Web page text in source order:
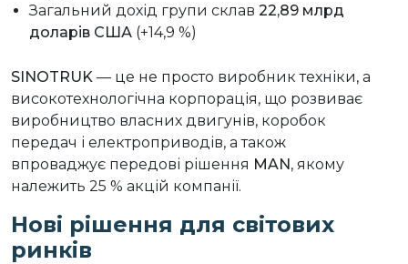
Загальний дохід групи склав 22,89 млрд
доларів США (+14,9 %)
SINOTRUK — це не просто виробник техніки, а
високотехнологічна корпорація, що розвиває
виробництво власних двигунів, коробок
передач і електроприводів, а також
впроваджує передові рішення MAN, якому
належить 25 % акцій компанії.
Нові рішення для світових
ринків